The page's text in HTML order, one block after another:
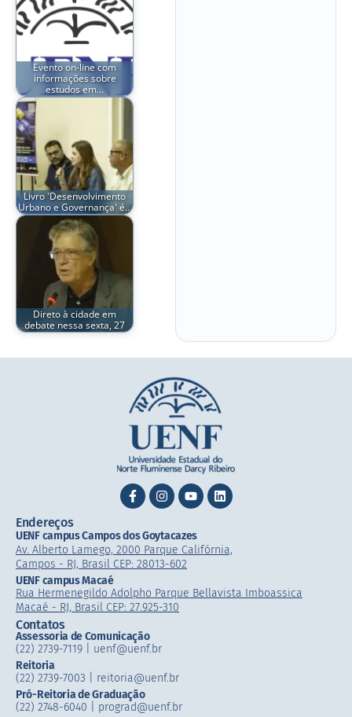
Evento on-line com
informações sobre
estudos em…
Livro 'Desenvolvimento
Urbano e Governança' é…
Direto à cidade em
debate nessa sexta, 27
Endereços
UENF campus Campos dos Goytacazes
Av. Alberto Lamego, 2000 Parque Califórnia,
Campos - RJ, Brasil CEP: 28013-602
UENF campus Macaé
Rua Hermenegildo Adolpho Parque Bellavista Imboassica
Macaé - RJ, Brasil CEP: 27.925-310
Contatos
Assessoria de Comunicação
(22) 2739-7119 | uenf@uenf.br
Reitoria
(22) 2739-7003 |​ reitoria@uenf.br
Pró-Reitoria de Graduação
(22) 2748-6040 | prograd@uenf.br